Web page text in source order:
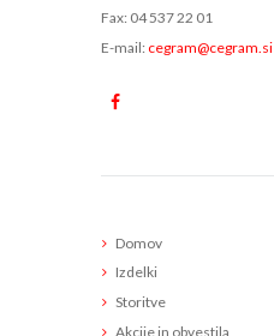
Fax: 04 537 22 01
E-mail: cegram@cegram.si
Domov
Izdelki
Storitve
Akcije in obvestila